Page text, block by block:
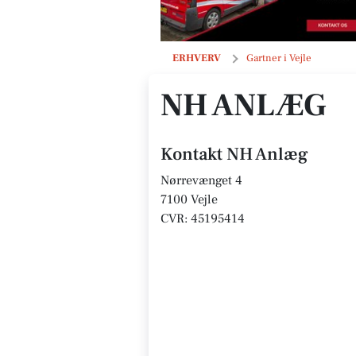
ERHVERV Gartner i Vejle
NH Anlæg
NH ANLÆG
Kontakt NH Anlæg
Nørrevænget 4
7100 Vejle
CVR: 45195414